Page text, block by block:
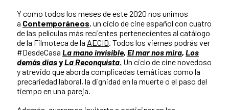
Y como todos los meses de este 2020 nos unimos
a Contemporáneos, un ciclo de cine español con cuatro
de las películas más recientes pertenecientes al catálogo
de la Filmoteca de la AECID . Todos los viernes podrás ver
#DesdeCasa La mano invisible, El mar nos mira, Los
demás díasy La Reconquista. Un ciclo de cine novedoso
y atrevido que aborda complicadas temáticas como la
precariedad laboral, la dignidad en la muerte o el paso del
tiempo en una pareja.